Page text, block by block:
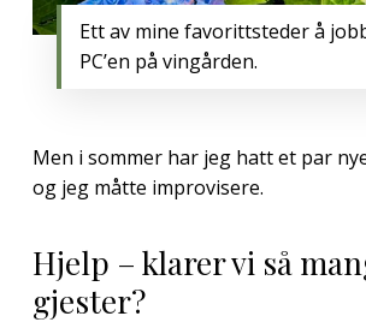
Ett av mine favorittsteder å
PC’en på vingården.
Men i sommer har jeg hatt et par
og jeg måtte improvisere.
Hjelp – klarer vi så
gjester?